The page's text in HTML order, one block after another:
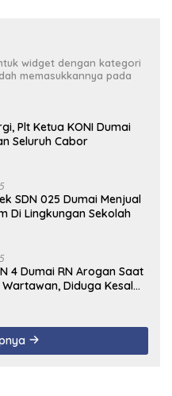
widget dengan kategori
memasukkannya pada
Plt Ketua KONI Dumai
Seluruh Cabor
SDN 025 Dumai Menjual
Di Lingkungan Sekolah
4 Dumai RN Arogan Saat
Diduga Kesal